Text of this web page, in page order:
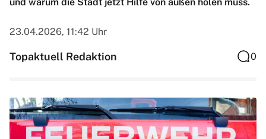
23.04.2026, 11:42 Uhr
Topaktuell Redaktion 0